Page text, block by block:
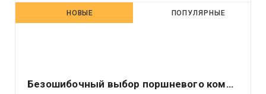
НОВЫЕ ПОПУЛЯРНЫЕ
Безошибочный выбор поршневого компрессора